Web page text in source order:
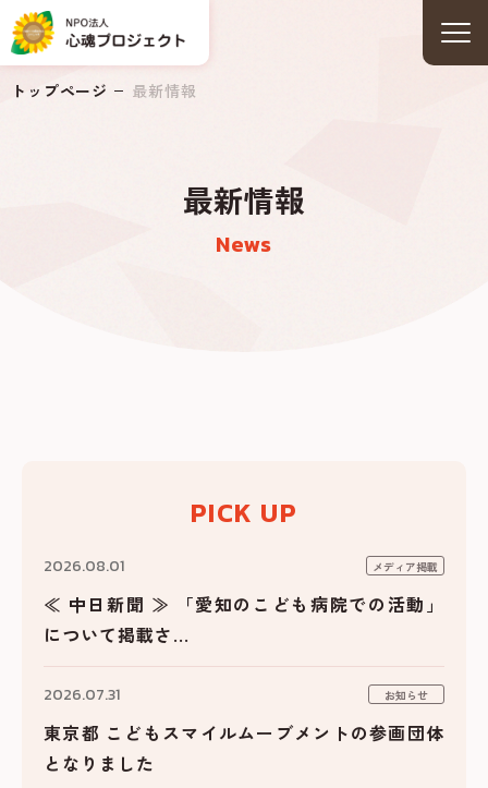
最新情報
News
トップページ 最新情報
PICK UP
2026.08.01 メディア掲載
≪ 中日新聞 ≫ 「愛知のこども病院での活動」
について掲載さ...
2026.07.31 お知らせ
東京都 こどもスマイルムーブメントの参画団体
となりました